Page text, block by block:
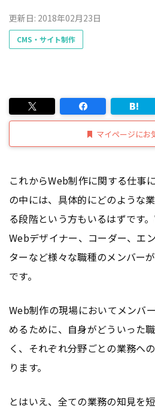
更新日: 2018年02月23日
CMS・サイト制作
マイページにお
これからWeb制作に関する仕事
の中には、具体的にどのような
る段階という方もいるはずです
Webデザイナー、コーダー、エ
ターなど様々な職種のメンバー
です。
Web制作の現場においてメンバ
めるために、自身がどういった
く、それぞれ分野ごとの業務へ
ります。
とはいえ、全ての業務の知見を